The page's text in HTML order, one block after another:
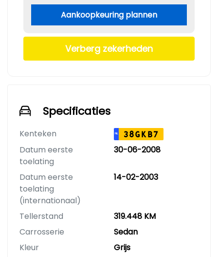
Aankoopkeuring plannen
Verberg zekerheden
Specificaties
Kenteken NL 38GKB7
Datum eerste
toelating
30-06-2008
Datum eerste
toelating
(internationaal)
14-02-2003
Tellerstand
319.448 KM
Carrosserie
Sedan
Kleur
Grijs